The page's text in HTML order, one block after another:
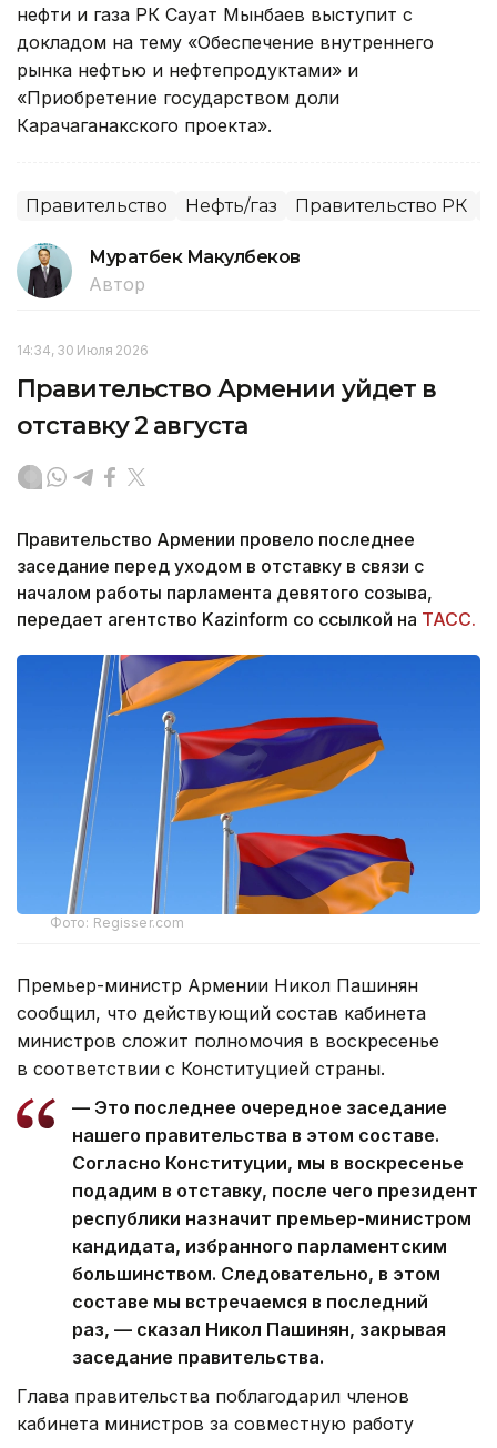
нефти и газа РК Сауат Мынбаев выступит с
докладом на тему «Обеспечение внутреннего
рынка нефтью и нефтепродуктами» и
«Приобретение государством доли
Карачаганакского проекта».
Правительство Нефть/газ Правительство РК
Муратбек Макулбеков
Автор
14:34, 30 Июля 2026
Правительство Армении уйдет в
отставку 2 августа
Правительство Армении провело последнее
заседание перед уходом в отставку в связи с
началом работы парламента девятого созыва,
передает агентство Kazinform со ссылкой на ТАСС.
Фото: Regisser.com
Премьер-министр Армении Никол Пашинян
сообщил, что действующий состав кабинета
министров сложит полномочия в воскресенье
в соответствии с Конституцией страны.
— Это последнее очередное заседание
нашего правительства в этом составе.
Согласно Конституции, мы в воскресенье
подадим в отставку, после чего президент
республики назначит премьер-министром
кандидата, избранного парламентским
большинством. Следовательно, в этом
составе мы встречаемся в последний
раз, — сказал Никол Пашинян, закрывая
заседание правительства.
Глава правительства поблагодарил членов
кабинета министров за совместную работу